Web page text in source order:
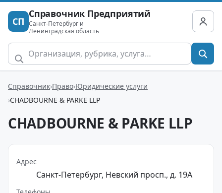
СП
Справочник Предприятий
Санкт-Петербург и
Ленинградская область
Справочник Право Юридические услуги
CHADBOURNE & PARKE LLP
CHADBOURNE & PARKE LLP
Адрес
Санкт-Петербург, Невский просп., д. 19А